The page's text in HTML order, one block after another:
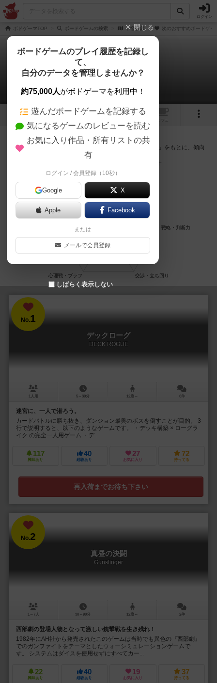
ログイン
ボドゲーマTOP ボードゲームの検索 千怪戦戯 次のおすすめボードゲー
千怪戦戯
次のおすすめボードゲーム
1
『千怪戦戯』が好きな方へのおすすめ
このゲームのトップページで投票された「プレイ感の評価」をもとに、傾向
が近いボードゲームをランキング形式で紹介します。
No.1
デックローグ
DECK ROGUE
1人用 5～30分 12歳～ 6件
迷宮に、一人で潜ろう。
カードバトルに勝ち抜き、ダンジョン最奥のボスを倒すことが目的。 3
行で説明すると、以下のようなゲームです。 ・デッキ構築 × ローグラ
イク の完全一人用ゲーム ・デ...
117
興味あり
40
経験あり
27
お気に入り
72
持ってる
再入荷までお待ち下さい
No.2
真昼の決闘
Gunslinger
1～7人 30～90分 12歳～ 2件
西部劇の登場人物となって激しい銃撃戦を生き残れ！
1982年にAH社から発売されたこのゲームは当時でも異色の『西部劇』
でのガンファイトをテーマとしたウォーシミュレーションゲームで
す。 システムはダイスを使用せずにすべてカー...
22
興味あり
40
経験あり
19
お気に入り
37
持ってる
閉じる
ボードゲームのプレイ履歴を記録し
て、
自分のデータを管理しませんか？
約75,000人がボドゲーマを利用中！
遊んだボードゲームを記録する
気になるゲームのレビューを読む
お気に入り作品・所有リストの共
有
ログイン / 会員登録（10秒）
Google X
Apple Facebook
または
メールで会員登録
しばらく表示しない